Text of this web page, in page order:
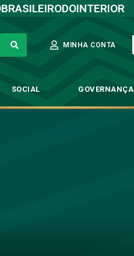
MINHA CONTA
SOCIAL GOVERNANÇA